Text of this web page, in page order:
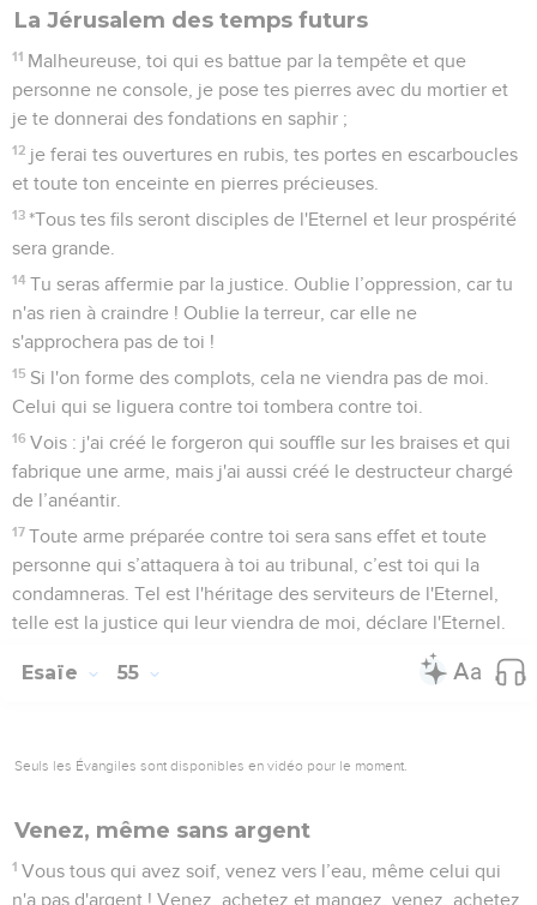
La Jérusalem des temps futurs
11 Malheureuse, toi qui es battue par la tempête et que
personne ne console, je pose tes pierres avec du mortier et
je te donnerai des fondations en saphir ;
12 je ferai tes ouvertures en rubis, tes portes en escarboucles
et toute ton enceinte en pierres précieuses.
13 *Tous tes fils seront disciples de l'Eternel et leur prospérité
sera grande.
14 Tu seras affermie par la justice. Oublie l’oppression, car tu
n'as rien à craindre ! Oublie la terreur, car elle ne
s'approchera pas de toi !
15 Si l'on forme des complots, cela ne viendra pas de moi.
Celui qui se liguera contre toi tombera contre toi.
16 Vois : j'ai créé le forgeron qui souffle sur les braises et qui
fabrique une arme, mais j'ai aussi créé le destructeur chargé
de l’anéantir.
17 Toute arme préparée contre toi sera sans effet et toute
personne qui s’attaquera à toi au tribunal, c’est toi qui la
condamneras. Tel est l'héritage des serviteurs de l'Eternel,
telle est la justice qui leur viendra de moi, déclare l'Eternel.
Esaïe 55
Seuls les Évangiles sont disponibles en vidéo pour le moment.
Venez, même sans argent
1 Vous tous qui avez soif, venez vers l’eau, même celui qui
n'a pas d'argent ! Venez, achetez et mangez, venez, achetez